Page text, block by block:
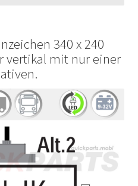
340 x 240
vertikal mit nur einer